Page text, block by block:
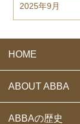
2025年9月
HOME
ABOUT ABBA
ABBAの歴史